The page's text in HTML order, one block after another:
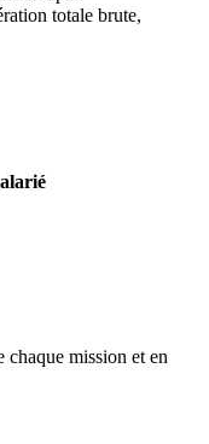
totale brute,
chaque mission et en